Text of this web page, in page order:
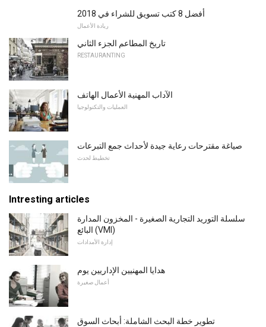
أفضل 8 كتب تسويق للشراء في 2018
ريادة الأعمال
تاريخ المطاعم الجزء الثاني
RESTAURANTING
الآداب المهنية الأعمال الهاتف
العمليات والتكنولوجيا
صياغة مقترحات رعاية جيدة لأحداث جمع التبرعات
تخطيط لحدث
Intresting articles
سلسلة التوريد التجارية الصغيرة - المخزون المدارة
البائع (VMI)
إدارة الأمدادات
هدايا المهنيين الإداريين يوم
أعمال صغيرة
تطوير خطة البحث الشاملة: أبحاث السوق